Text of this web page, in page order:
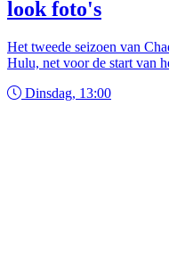
look foto's
Het tweede seizoen van
Hulu, net voor de start van
Dinsdag, 13:00